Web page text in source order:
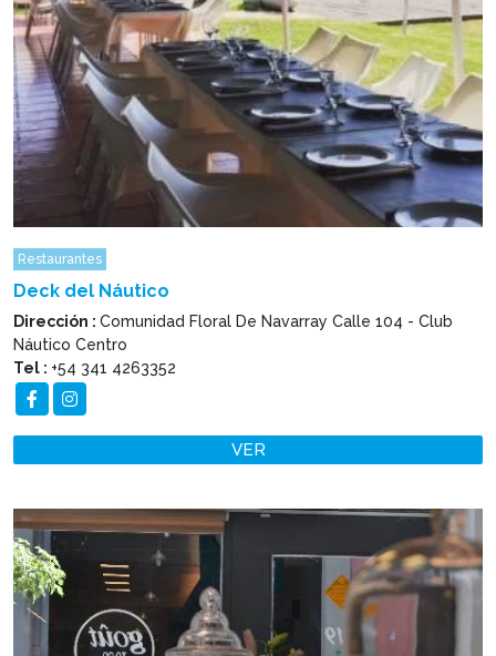
Restaurantes
Deck del Náutico
Dirección : Comunidad Floral De Navarray Calle 104 - Club
Náutico Centro
Tel : +54 341 4263352
VER